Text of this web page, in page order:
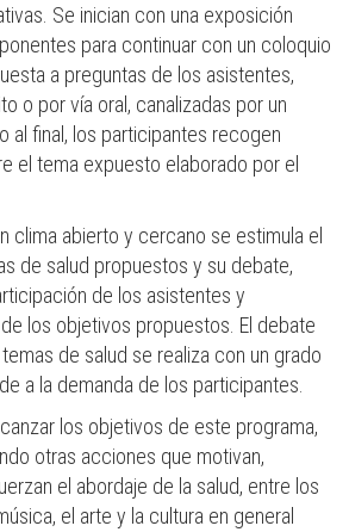
Se inician con una exposición
para continuar con un coloquio
a preguntas de los asistentes,
o por vía oral, canalizadas por un
al final, los participantes recogen
el tema expuesto elaborado por el
clima abierto y cercano se estimula el
de salud propuestos y su debate,
de los asistentes y
los objetivos propuestos. El debate
de salud se realiza con un grado
a la demanda de los participantes.
los objetivos de este programa,
otras acciones que motivan,
el abordaje de la salud, entre los
el arte y la cultura en general